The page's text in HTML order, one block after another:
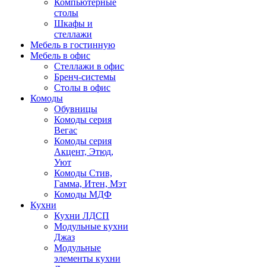
Компьютерные
столы
Шкафы и
стеллажи
Мебель в гостинную
Мебель в офис
Стеллажи в офис
Бренч-системы
Столы в офис
Комоды
Обувницы
Комоды серия
Вегас
Комоды серия
Акцент, Этюд,
Уют
Комоды Стив,
Гамма, Итен, Мэт
Комоды МДФ
Кухни
Кухни ЛДСП
Модульные кухни
Джаз
Модульные
элементы кухни